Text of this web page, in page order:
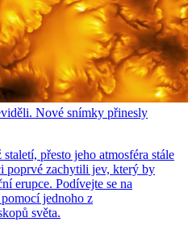
Nové snímky přinesly
přesto jeho atmosféra stále
poprvé zachytili jev, který by
erupce. Podívejte se na
jednoho z
světa.